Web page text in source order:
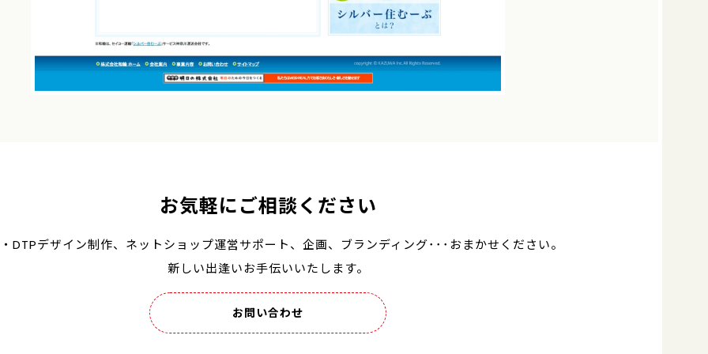
お気軽にご相談ください
DTPデザイン制作、 ネットショップ運営サポート、 企画、ブランディング･･･おまかせください。
新しい出逢いお手伝いいたします。
お問い合わせ